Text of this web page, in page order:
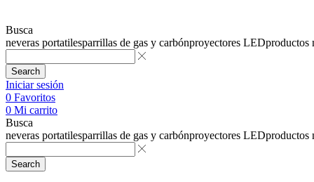
Busca
neveras portatilesparrillas de gas y carbónproyectores LEDproductos
Search
Iniciar sesión
0 Favoritos
0 Mi carrito
Busca
neveras portatilesparrillas de gas y carbónproyectores LEDproductos
Search